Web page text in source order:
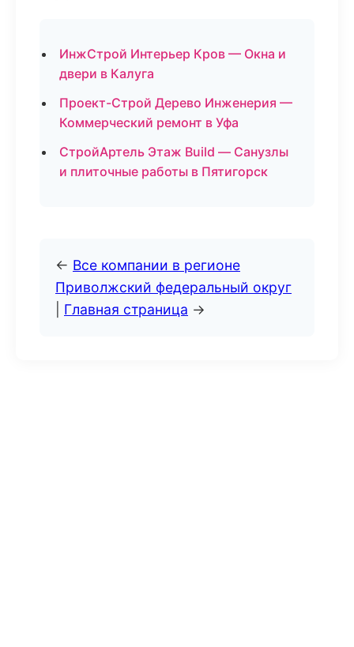
ИнжСтрой Интерьер Кров — Окна и
двери в Калуга
Проект-Строй Дерево Инженерия —
Коммерческий ремонт в Уфа
СтройАртель Этаж Build — Санузлы
и плиточные работы в Пятигорск
← Все компании в регионе
Приволжский федеральный округ
Главная страница →